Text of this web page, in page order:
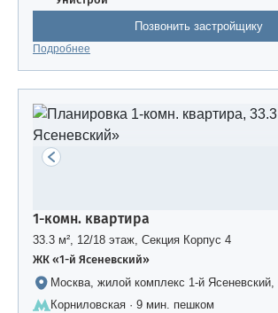
Позвонить застройщику
Подробнее
1-комн. квартира
33.3 м², 12/18 этаж, Секция Корпус 4
ЖК «1-й Ясеневский»
Москва, жилой комплекс 1-й Ясеневский,
Корниловская · 9 мин. пешком